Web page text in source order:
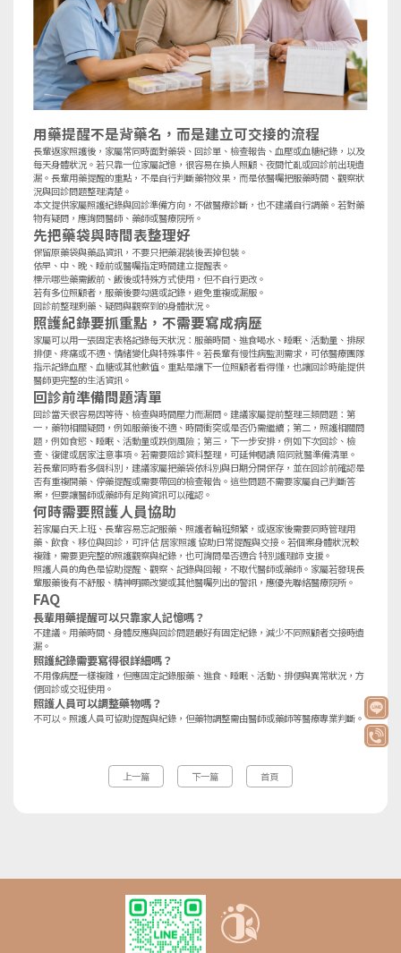
用藥提醒不是背藥名，而是建立可交接的流程
長輩返家照護後，家屬常同時面對藥袋、回診單、檢查報告、血壓或血糖紀錄，以及
每天身體狀況。若只靠一位家屬記憶，很容易在換人照顧、夜間忙亂或回診前出現遺
漏。長輩用藥提醒的重點，不是自行判斷藥物效果，而是依醫囑把服藥時間、觀察狀
況與回診問題整理清楚。
本文提供家屬照護紀錄與回診準備方向，不做醫療診斷，也不建議自行調藥。若對藥
物有疑問，應詢問醫師、藥師或醫療院所。
先把藥袋與時間表整理好
保留原藥袋與藥品資訊，不要只把藥混裝後丟掉包裝。
依早、中、晚、睡前或醫囑指定時間建立提醒表。
標示哪些藥需飯前、飯後或特殊方式使用，但不自行更改。
若有多位照顧者，服藥後要勾選或記錄，避免重複或漏服。
回診前整理剩藥、疑問與觀察到的身體狀況。
照護紀錄要抓重點，不需要寫成病歷
家屬可以用一張固定表格記錄每天狀況：服藥時間、進食喝水、睡眠、活動量、排尿
排便、疼痛或不適、情緒變化與特殊事件。若長輩有慢性病監測需求，可依醫療團隊
指示記錄血壓、血糖或其他數值。重點是讓下一位照顧者看得懂，也讓回診時能提供
醫師更完整的生活資訊。
回診前準備問題清單
回診當天很容易因等待、檢查與時間壓力而漏問。建議家屬提前整理三類問題：第
一，藥物相關疑問，例如服藥後不適、時間衝突或是否仍需繼續；第二，照護相關問
題，例如食慾、睡眠、活動量或跌倒風險；第三，下一步安排，例如下次回診、檢
查、復健或居家注意事項。若需要陪診資料整理，可延伸閱讀 陪同就醫準備清單 。
若長輩同時看多個科別，建議家屬把藥袋依科別與日期分開保存，並在回診前確認是
否有重複開藥、停藥提醒或需要帶回的檢查報告。這些問題不需要家屬自己判斷答
案，但要讓醫師或藥師有足夠資訊可以確認。
何時需要照護人員協助
若家屬白天上班、長輩容易忘記服藥、照護者輪班頻繁，或返家後需要同時管理用
藥、飲食、移位與回診，可評估居家照護協助日常提醒與交接。若個案身體狀況較
複雜，需要更完整的照護觀察與紀錄，也可詢問是否適合特別護理師支援。
照護人員的角色是協助提醒、觀察、記錄與回報，不取代醫師或藥師。家屬若發現長
輩服藥後有不舒服、精神明顯改變或其他醫囑列出的警訊，應優先聯絡醫療院所。
FAQ
長輩用藥提醒可以只靠家人記憶嗎？
不建議。用藥時間、身體反應與回診問題最好有固定紀錄，減少不同照顧者交接時遺
漏。
照護紀錄需要寫得很詳細嗎？
不用像病歷一樣複雜，但應固定記錄服藥、進食、睡眠、活動、排便與異常狀況，方
便回診或交班使用。
照護人員可以調整藥物嗎？
不可以。照護人員可協助提醒與紀錄，但藥物調整需由醫師或藥師等醫療專業判斷。
上一篇 下一篇 首頁